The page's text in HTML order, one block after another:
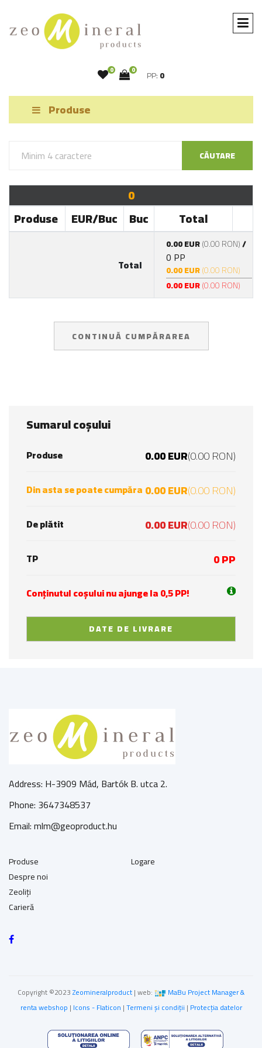
0 0 PP:0
Produse
CĂUTARE
0
Produse
EUR/Buc Buc Total
Total
0.00 EUR(0.00 RON)/
0 PP
0.00 EUR(0.00 RON)
0.00 EUR(0.00 RON)
CONTINUĂ CUMPĂRAREA
Sumarul coșului
Produse 0.00 EUR(0.00 RON)
Din asta se poate cumpăra 0.00 EUR(0.00 RON)
De plătit 0.00 EUR(0.00 RON)
TP 0 PP
Conținutul coșului nu ajunge la 0,5 PP!
DATE DE LIVRARE
Address: H-3909 Mád, Bartók B. utca 2.
Phone: 3647348537
Email: mlm@geoproduct.hu
Produse
Despre noi
Zeoliți
Carieră
Logare
Copyright ©2023Zeomineralproduct| web:
MaBu Project Manager &
renta webshop | Icons - Flaticon |Termeni și condiții | Protecția datelor